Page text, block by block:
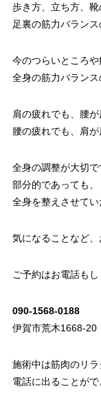
歩き方、立ち方、
足裏の筋力バラン
今のつらいところ
全身の筋力バラン
肩の疲れでも、腰
腰の疲れでも、肩が
全身の調整が大切
部分的であっても、
全身を整えさせて
気になることなど
ご予約はお電話も
090-1568-0188
伊賀市荒木1668-
施術中は筋肉のリ
電話に出ることが